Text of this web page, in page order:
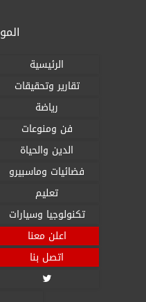
الرئيسية
تقارير وتحقيقات
رياضة
فن ومنوعات
الدين والحياة
فضائيات وماسبيرو
تعليم
تكنولوجيا وسيارات
اعلن معنا
اتصل بنا
